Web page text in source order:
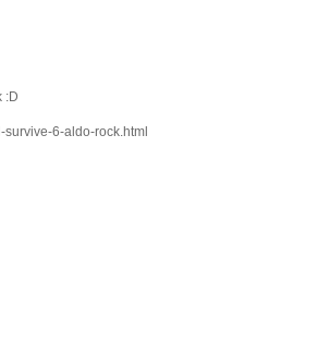
:D
survive-6-aldo-rock.html